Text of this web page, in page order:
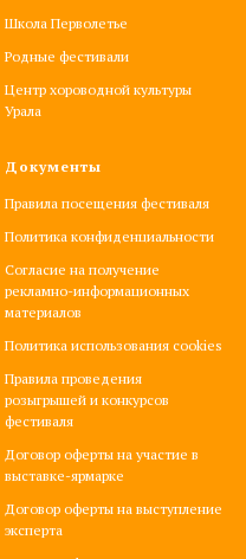
Школа Перволетье
Родные фестивали
Центр хороводной культуры
Урала
Документы
Правила посещения фестиваля
Политика конфиденциальности
Согласие на получение
рекламно-информационных
материалов
Политика использования cookies
Правила проведения
розыгрышей и конкурсов
фестиваля
Договор оферты на участие в
выставке-ярмарке
Договор оферты на выступление
эксперта